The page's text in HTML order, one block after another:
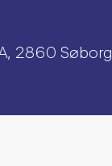
2860 Søborg